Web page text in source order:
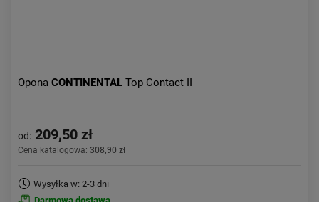
Opona CONTINENTAL Top Contact II
od: 209,50 zł
Cena katalogowa: 308,90 zł
Wysyłka w: 2-3 dni